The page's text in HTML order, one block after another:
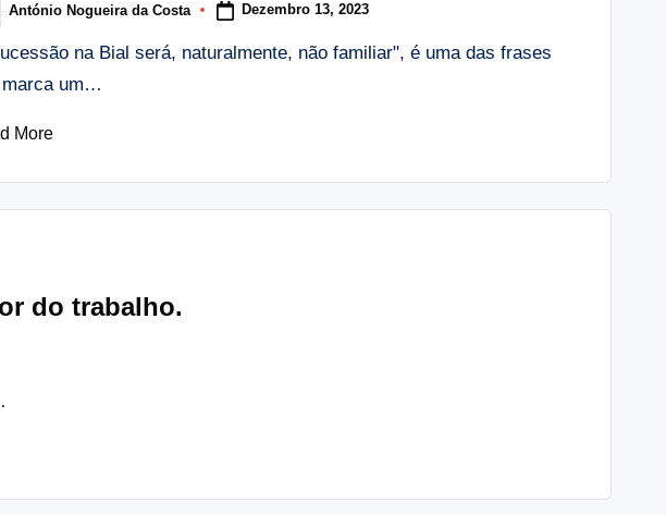
António Nogueira da Costa Dezembro 13, 2023
na Bial será, naturalmente, não familiar", é uma das frases
marca um…
More
do trabalho.